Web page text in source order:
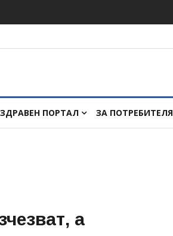
ЗДРАВЕН ПОРТАЛ ЗА ПОТРЕБИТЕЛЯ
а